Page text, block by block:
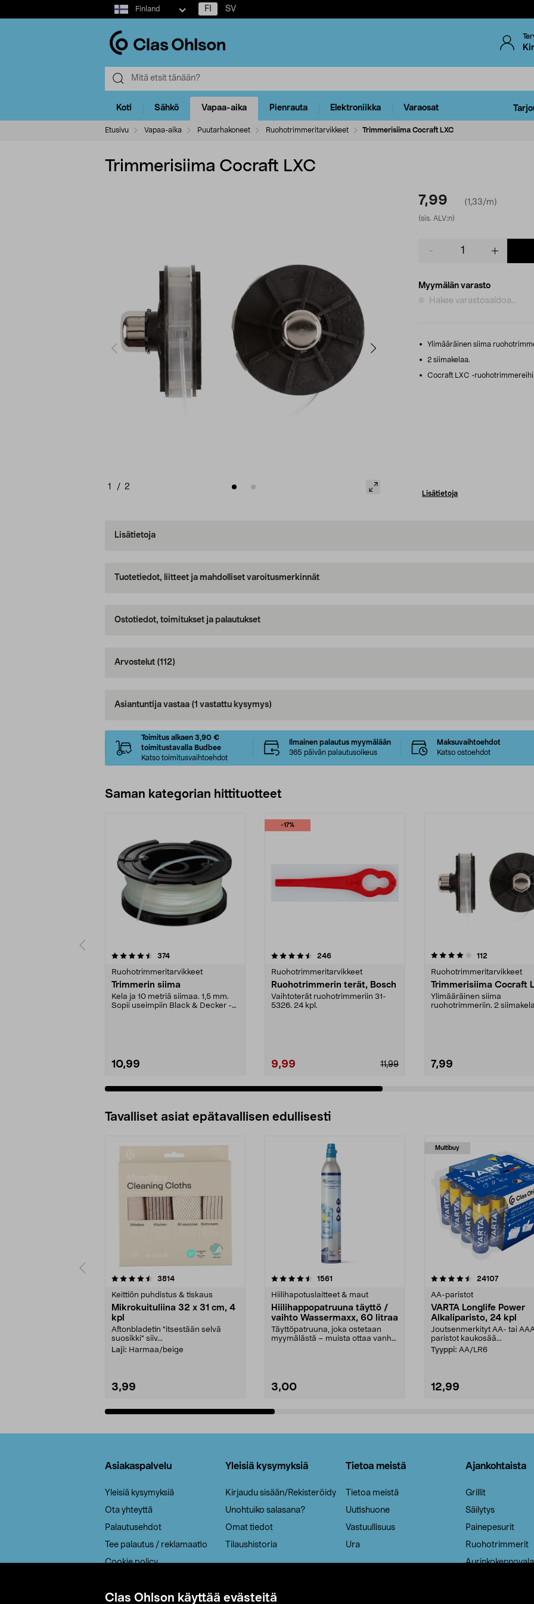
Clas Ohlson käyttää evästeitä
Select
market
Finland FI SV
Koti Sähkö Vapaa-aika Pienrauta Elektroniikka Varaosat
Etusivu Vapaa-aika Puutarhakoneet Ruohotrimmeritarvikkeet Trimmerisiima Cocraft LXC
Trimmerisiima Cocraft LXC
1 / 2
7,99 (1,33/m)
(sis. ALV:n)
Myymälän varasto
Hakee varastosaldoa...
Ylimääräinen siima
2 siimakelaa.
Cocraft LXC -
Lisätietoja
Lisätietoja
Tuotetiedot, liitteet ja mahdolliset varoitusmerkinnät
Ostotiedot, toimitukset ja palautukset
Arvostelut (112)
Asiantuntija vastaa (1 vastattu kysymys)
Toimitus alkaen 3,90 €
toimitustavalla Budbee
Katso toimitusvaihtoehdot
Ilmainen palautus myymälään
365 päivän palautusoikeus
Maksuvaihtoehdot
Katso ostoehdot
Saman kategorian hittituotteet
374arvostelut
Ruohotrimmeritarvikkeet
Trimmerin siima
Kela ja 10 metriä siimaa. 1,5 mm.
Sopii useimpiin Black & Decker -
10,99
-17%
4.5 viidestä
246arvostelut
Ruohotrimmeritarvikkeet
Ruohotrimmerin terät, Bosch
Vaihtoterät ruohotrimmeriin 31-
5326. 24 kpl.
9,99 11,99
4.0 viidestä
112
Ruohotrimmeritarvikkeet
Trimmerisiima Cocraft
Ylimääräinen siima
ruohotrimmeriin. 2
7,99
4.0 viidestä
Tavalliset asiat epätavallisen edullisesti
3814arvostelut
Keittiön puhdistus & tiskaus
Mikrokuituliina 32 x 31 cm, 4
kpl
Aftonbladetin "itsestään selvä
suosikki" siiv...
Laji: Harmaa/beige
3,99
4.5viidestä
1561
Hiilihapotuslaitteet & maut
Hiilihappopatruuna täyttö /
vaihto Wassermaxx, 60 litraa
Täyttöpatruuna, joka ostetaan
myymälästä – muista ottaa vanha
3,00
Multibuy
4.5viidestä
24107arvostelut
AA-paristot
VARTA Longlife Power
Alkaliparisto, 24 kpl
Joutsenmerkityt AA- tai
paristot kaukosää...
Tyyppi: AA/LR6
12,99
4.5viidestä
Asiakaspalvelu
Yleisiä kysymyksiä
Ota yhteyttä
Palautusehdot
Tee palautus / reklamaatio
Cookie policy
Saavutettavuus
Yleisiä kysymyksiä
Kirjaudu sisään/Rekisteröidy
Unohtuiko salasana?
Omat tiedot
Tilaushistoria
Tietoa meistä
Tietoa meistä
Uutishuone
Vastuullisuus
Ura
Ajankohtaista
Grillit
Säilytys
Painepesurit
Ruohotrimmerit